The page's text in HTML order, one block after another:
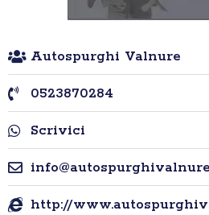
Autospurghi Valnure
0523870284
Scrivici
http://